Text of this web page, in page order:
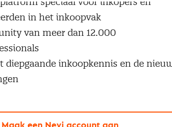
in het inkoopvak
van meer dan 12.000
diepgaande inkoopkennis en de